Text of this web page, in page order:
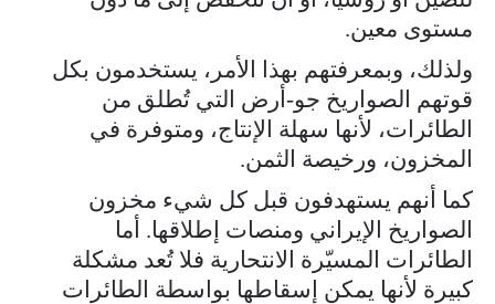
مستوى معين.
ولذلك، وبمعرفتهم بهذا الأمر، يستخدمون بكل
قوتهم الصواريخ جو-أرض التي تُطلق من
الطائرات، لأنها سهلة الإنتاج، ومتوفرة في
المخزون، ورخيصة الثمن.
كما أنهم يستهدفون قبل كل شيء مخزون
الصواريخ الإيراني ومنصات إطلاقها. أما
الطائرات المسيّرة الانتحارية فلا تُعد مشكلة
كبيرة لأنها يمكن إسقاطها بواسطة الطائرات